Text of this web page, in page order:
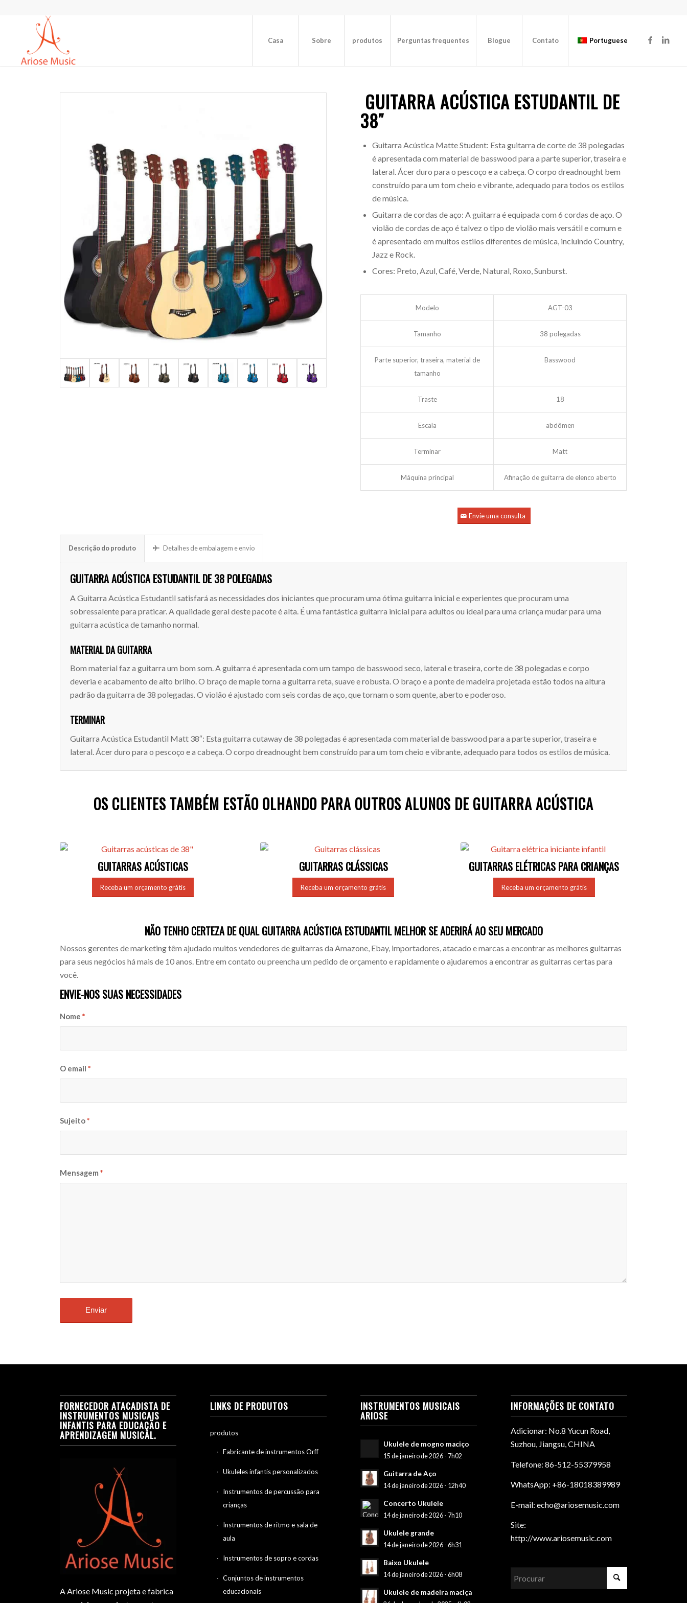
Casa Sobre produtos Perguntas frequentes Blogue Contato Portuguese
GUITARRA ACÚSTICA ESTUDANTIL DE
38″
Guitarra Acústica Matte Student: Esta guitarra de corte de 38 polegadas
é apresentada com material de basswood para a parte superior, traseira e
lateral. Ácer duro para o pescoço e a cabeça. O corpo dreadnought bem
construído para um tom cheio e vibrante, adequado para todos os estilos
de música.
Guitarra de cordas de aço: A guitarra é equipada com 6 cordas de aço. O
violão de cordas de aço é talvez o tipo de violão mais versátil e comum e
é apresentado em muitos estilos diferentes de música, incluindo Country,
Jazz e Rock.
Cores: Preto, Azul, Café, Verde, Natural, Roxo, Sunburst.
Modelo AGT-03
Tamanho 38 polegadas
Parte superior, traseira, material de
tamanho
Basswood
Traste 18
Escala abdômen
Terminar Matt
Máquina principal Afinação de guitarra de elenco aberto
Envie uma consulta
Descrição do produto Detalhes de embalagem e envio
GUITARRA ACÚSTICA ESTUDANTIL DE 38 POLEGADAS
A Guitarra Acústica Estudantil satisfará as necessidades dos iniciantes que procuram uma ótima guitarra inicial e experientes que procuram uma
sobressalente para praticar. A qualidade geral deste pacote é alta. É uma fantástica guitarra inicial para adultos ou ideal para uma criança mudar para uma
guitarra acústica de tamanho normal.
MATERIAL DA GUITARRA
Bom material faz a guitarra um bom som. A guitarra é apresentada com um tampo de basswood seco, lateral e traseira, corte de 38 polegadas e corpo
deveria e acabamento de alto brilho. O braço de maple torna a guitarra reta, suave e robusta. O braço e a ponte de madeira projetada estão todos na altura
padrão da guitarra de 38 polegadas. O violão é ajustado com seis cordas de aço, que tornam o som quente, aberto e poderoso.
TERMINAR
Guitarra Acústica Estudantil Matt 38″: Esta guitarra cutaway de 38 polegadas é apresentada com material de basswood para a parte superior, traseira e
lateral. Ácer duro para o pescoço e a cabeça. O corpo dreadnought bem construído para um tom cheio e vibrante, adequado para todos os estilos de música.
OS CLIENTES TAMBÉM ESTÃO OLHANDO PARA OUTROS ALUNOS DE GUITARRA ACÚSTICA
GUITARRAS ACÚSTICAS
Receba um orçamento grátis
GUITARRAS CLÁSSICAS
Receba um orçamento grátis
GUITARRAS ELÉTRICAS PARA CRIANÇAS
Receba um orçamento grátis
NÃO TENHO CERTEZA DE QUAL GUITARRA ACÚSTICA ESTUDANTIL MELHOR SE ADERIRÁ AO SEU MERCADO
Nossos gerentes de marketing têm ajudado muitos vendedores de guitarras da Amazone, Ebay, importadores, atacado e marcas a encontrar as melhores guitarras
para seus negócios há mais de 10 anos. Entre em contato ou preencha um pedido de orçamento e rapidamente o ajudaremos a encontrar as guitarras certas para
você.
ENVIE-NOS SUAS NECESSIDADES
Nome*
O email*
Sujeito*
Mensagem*
FORNECEDOR ATACADISTA DE
INSTRUMENTOS MUSICAIS
INFANTIS PARA EDUCAÇÃO E
APRENDIZAGEM MUSICAL.
A Ariose Music projeta e fabrica
LINKS DE PRODUTOS
produtos
Fabricante de instrumentos Orff
Ukuleles infantis personalizados
Instrumentos de percussão para
crianças
Instrumentos de ritmo e sala de
aula
Instrumentos de sopro e cordas
Conjuntos de instrumentos
educacionais
INSTRUMENTOS MUSICAIS
ARIOSE
Ukulele de mogno maciço
15 de janeiro de 2026 - 7h02
Guitarra de Aço
14 de janeiro de 2026 - 12h40
Concerto Ukulele
14 de janeiro de 2026 - 7h10
Ukulele grande
14 de janeiro de 2026 - 6h31
Baixo Ukulele
14 de janeiro de 2026 - 6h08
Ukulele de madeira maciça
INFORMAÇÕES DE CONTATO
Adicionar: No.8 Yucun Road,
Suzhou, Jiangsu, CHINA
Telefone: 86-512-55379958
WhatsApp: +86-18018389989
E-mail: echo@ariosemusic.com
Site:
http://www.ariosemusic.com